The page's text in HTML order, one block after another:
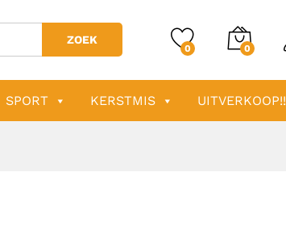
ZOEK
0 0
SPORT KERSTMIS UITVERKOOP!!